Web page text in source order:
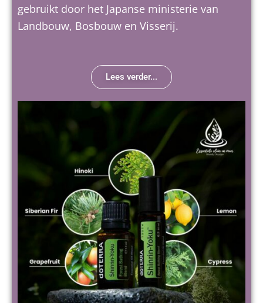
gebruikt door het Japanse ministerie van
Landbouw, Bosbouw en Visserij.
Lees verder...